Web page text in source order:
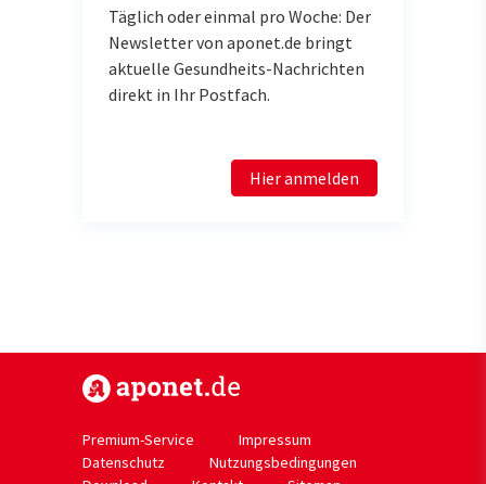
Täglich oder einmal pro Woche: Der
Newsletter von aponet.de bringt
aktuelle Gesundheits-Nachrichten
direkt in Ihr Postfach.
Hier anmelden
Premium-Service
Impressum
Datenschutz
Nutzungsbedingungen